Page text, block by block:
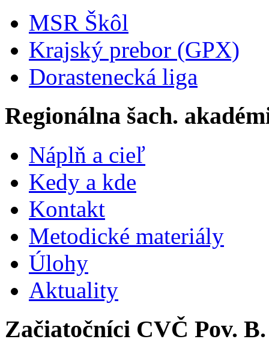
MSR Škôl
Krajský prebor (GPX)
Dorastenecká liga
Regionálna šach.
Náplň a cieľ
Kedy a kde
Kontakt
Metodické materiály
Úlohy
Aktuality
Začiatočníci CVČ Pov. B.